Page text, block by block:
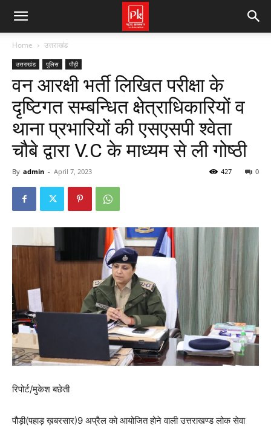
Home उत्तराखंड
उत्तराखंड पुलिस पौड़ी
वन आरक्षी भर्ती लिखित परीक्षा के
दृष्टिगत सम्बन्धित क्षेत्राधिकारियों व
थाना प्रभारियों की एसएसपी श्वेता
चौबे द्वारा V.C के माध्यम से ली गोष्ठी
By admin - April 7, 2023 0
427
रिपोर्ट/मुकेश बछेती
पौड़ी(पहाड़ ख़बरसार)9 अप्रैल को आयोजित होने वाली उत्तराखण्ड लोक सेवा